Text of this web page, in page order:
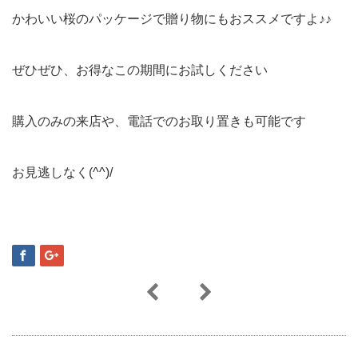
かわいい桜のパッケージで贈り物にもおススメですよ♪♪
ぜひぜひ、お得なこの期間にお試しください
購入のみの来店や、電話でのお取り置きも可能です
お見逃しなく(^^)/